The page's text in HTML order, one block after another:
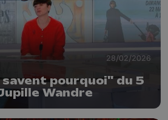
28/02/2026
pourquoi" du 5
Wandre